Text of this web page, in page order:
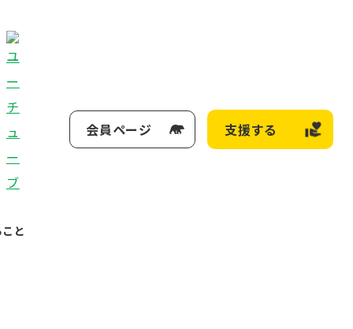
と
会員ページ 支援する